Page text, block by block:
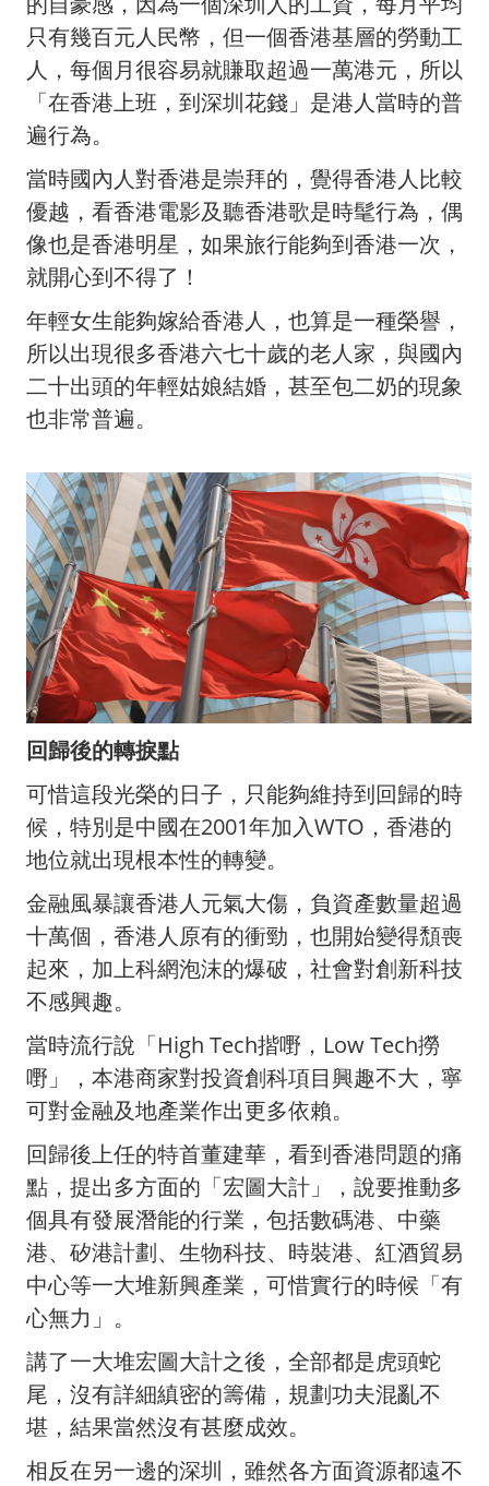
只有幾百元人民幣，但一個香港基層的勞動工
人，每個月很容易就賺取超過一萬港元，所以
「在香港上班，到深圳花錢」是港人當時的普
遍行為。
當時國內人對香港是崇拜的，覺得香港人比較
優越，看香港電影及聽香港歌是時髦行為，偶
像也是香港明星，如果旅行能夠到香港一次，
就開心到不得了！
年輕女生能夠嫁給香港人，也算是一種榮譽，
所以出現很多香港六七十歲的老人家，與國內
二十出頭的年輕姑娘結婚，甚至包二奶的現象
也非常普遍。
回歸後的轉捩點
可惜這段光榮的日子，只能夠維持到回歸的時
候，特別是中國在2001年加入WTO，香港的
地位就出現根本性的轉變。
金融風暴讓香港人元氣大傷，負資產數量超過
十萬個，香港人原有的衝勁，也開始變得頹喪
起來，加上科網泡沫的爆破，社會對創新科技
不感興趣。
當時流行說「High Tech揩嘢，Low Tech撈
嘢」，本港商家對投資創科項目興趣不大，寧
可對金融及地產業作出更多依賴。
回歸後上任的特首董建華，看到香港問題的痛
點，提出多方面的「宏圖大計」，說要推動多
個具有發展潛能的行業，包括數碼港、中藥
港、矽港計劃、生物科技、時裝港、紅酒貿易
中心等一大堆新興產業，可惜實行的時候「有
心無力」。
講了一大堆宏圖大計之後，全部都是虎頭蛇
尾，沒有詳細縝密的籌備，規劃功夫混亂不
堪，結果當然沒有甚麼成效。
相反在另一邊的深圳，雖然各方面資源都遠不